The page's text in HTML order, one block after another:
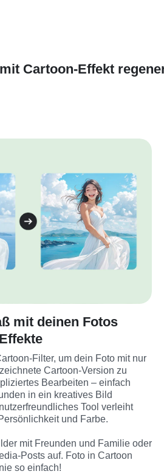
Cartoon-Effekt
mit deinen Fotos
Filter, um dein Foto mit nur
Cartoon-Version zu
Bearbeiten – einfach
in ein kreatives Bild
Tool verleiht
und Farbe.
mit Freunden und Familie oder
Posts auf. Foto in Cartoon
so einfach!